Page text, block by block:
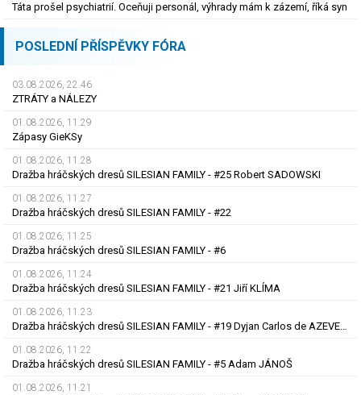
Táta prošel psychiatrií. Oceňuji personál, výhrady mám k zázemí, říká syn
POSLEDNÍ PŘÍSPĚVKY FÓRA
03.08.2026, 22.46
ZTRÁTY a NÁLEZY
01.08.2026, 11.29
Zápasy GieKSy
01.08.2026, 11.28
Dražba hráčských dresů SILESIAN FAMILY - #25 Robert SADOWSKI
01.08.2026, 11.27
Dražba hráčských dresů SILESIAN FAMILY - #22
01.08.2026, 11.25
Dražba hráčských dresů SILESIAN FAMILY - #6
01.08.2026, 11.24
Dražba hráčských dresů SILESIAN FAMILY - #21 Jiří KLÍMA
01.08.2026, 11.23
Dražba hráčských dresů SILESIAN FAMILY - #19 Dyjan Carlos de AZEVEDO
01.08.2026, 11.22
Dražba hráčských dresů SILESIAN FAMILY - #5 Adam JÁNOŠ
01.08.2026, 11.21